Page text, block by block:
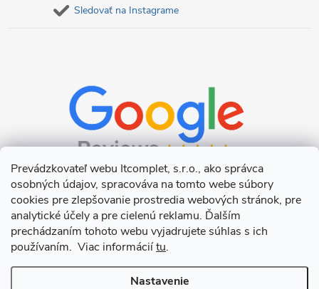
Prevádzkovateľ webu Itcomplet, s.r.o., ako správca
osobných údajov, spracováva na tomto webe súbory
cookies pre zlepšovanie prostredia webových stránok, pre
analytické účely a pre cielenú reklamu. Ďalším
prechádzaním tohoto webu vyjadrujete súhlas s ich
používaním. Viac informáciítu.
Nastavenie
Sledovať na Instagrame